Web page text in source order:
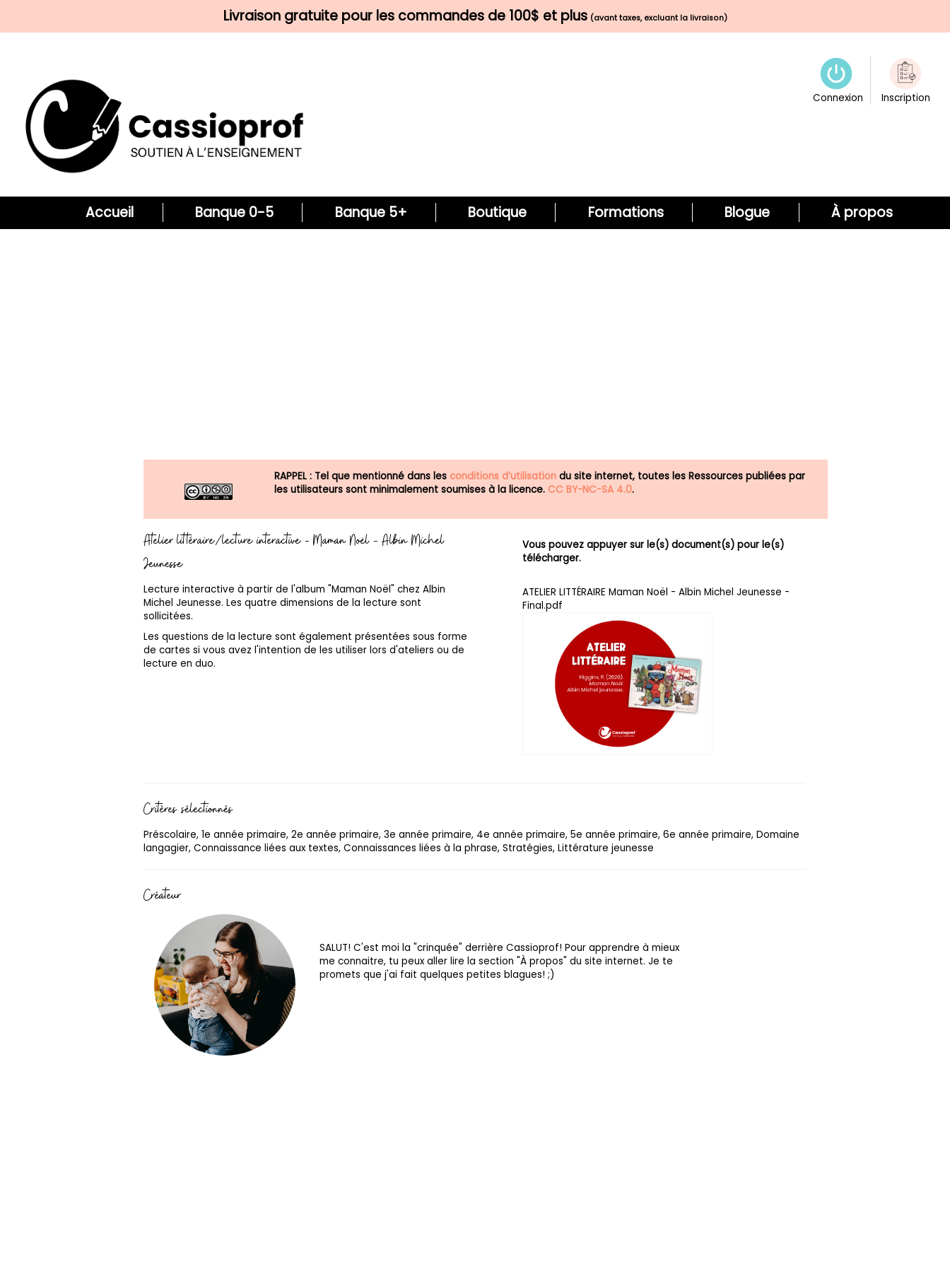
Livraison gratuite pour les commandes de 100$ et plus (avant taxes, excluant la livraison)
Connexion Inscription
Accueil Banque 0-5 Banque 5+ Boutique Formations Blogue À propos
RAPPEL : Tel que mentionné dans les conditions d’utilisation du site internet, toutes les Ressources publiées par
les utilisateurs sont minimalement soumises à la licence. CC BY-NC-SA 4.0.
Atelier littéraire/lecture interactive - Maman Noël - Albin Michel
Jeunesse
Lecture interactive à partir de l'album "Maman Noël" chez Albin
Michel Jeunesse. Les quatre dimensions de la lecture sont
sollicitées.
Les questions de la lecture sont également présentées sous forme
de cartes si vous avez l'intention de les utiliser lors d'ateliers ou de
lecture en duo.
Vous pouvez appuyer sur le(s) document(s) pour le(s)
télécharger.
ATELIER LITTÉRAIRE Maman Noël - Albin Michel Jeunesse -
Final.pdf
Critères sélectionnés
Préscolaire, 1e année primaire, 2e année primaire, 3e année primaire, 4e année primaire, 5e année primaire, 6e année primaire, Domaine
langagier, Connaissance liées aux textes, Connaissances liées à la phrase, Stratégies, Littérature jeunesse
Créateur
SALUT! C'est moi la "crinquée" derrière Cassioprof! Pour apprendre à mieux
me connaitre, tu peux aller lire la section "À propos" du site internet. Je te
promets que j'ai fait quelques petites blagues! ;)